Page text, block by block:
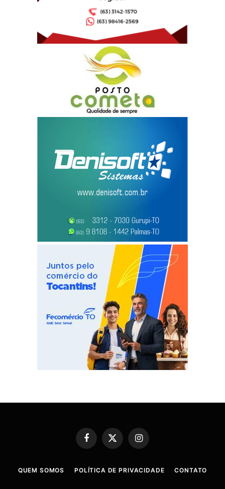
Facebook
X
(Twitter)
Instagram
QUEM SOMOS POLÍTICA DE PRIVACIDADE CONTATO